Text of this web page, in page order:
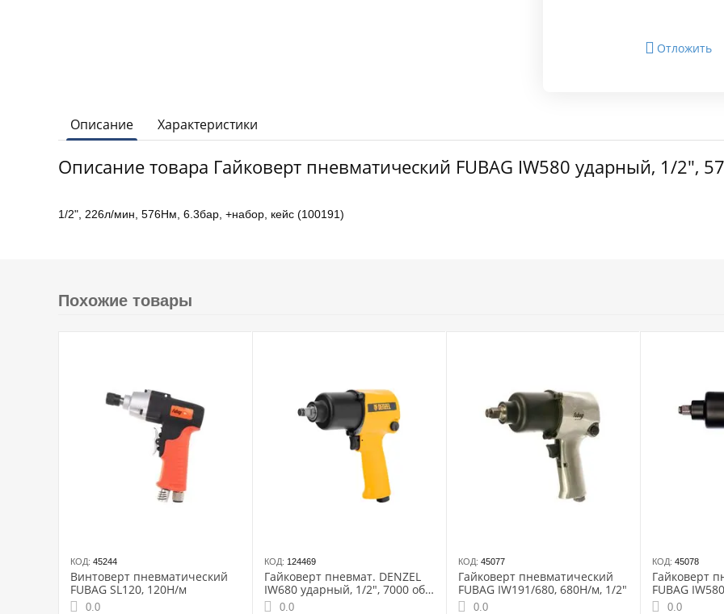
Отложить
Описание Характеристики
Описание товара Гайковерт пневматический FUBAG IW580 ударный, 1/2",
1/2", 226л/мин, 576Нм, 6.3бар, +набор, кейс (100191)
Похожие товары
КОД: 45244
Винтоверт пневматический
FUBAG SL120, 120Н/м
0.0
КОД: 124469
Гайковерт пневмат. DENZEL
IW680 ударный, 1/2", 7000 об/
мин, 680 Нм
0.0
КОД: 45077
Гайковерт пневматический
FUBAG IW191/680, 680Н/м, 1/2"
0.0
КОД: 45078
Гайковерт
FUBAG
576 Нм
0.0